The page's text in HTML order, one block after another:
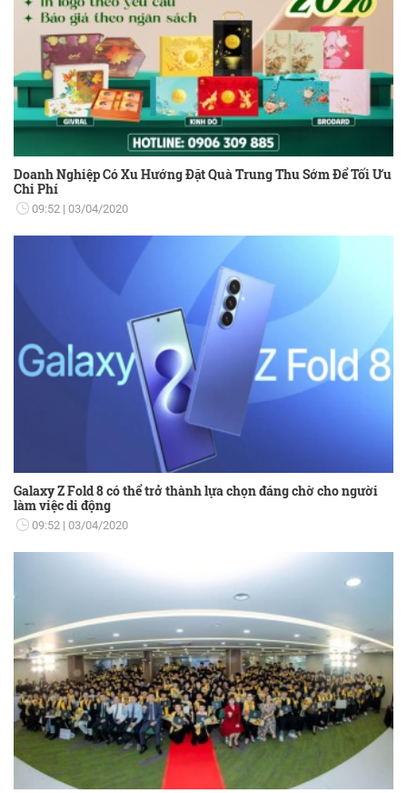
Doanh Nghiệp Có Xu Hướng Đặt Quà Trung Thu Sớm Để Tối Ưu
Chi Phí
09:52 03/04/2020
Galaxy Z Fold 8 có thể trở thành lựa chọn đáng chờ cho người
làm việc di động
09:52 03/04/2020